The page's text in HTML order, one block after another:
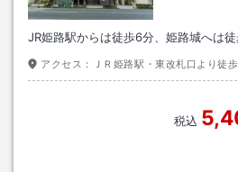
JR姫路駅からは徒歩6分、姫路城へは徒
アクセス： ＪＲ姫路駅・東改札口より徒歩
税込